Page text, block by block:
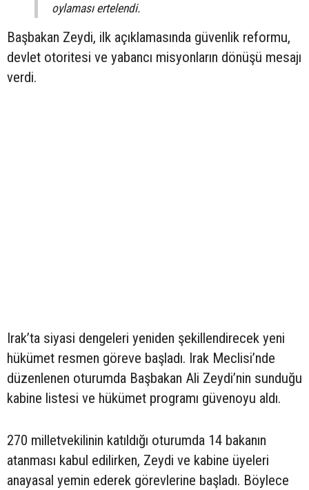
oylaması ertelendi.
Başbakan Zeydi, ilk açıklamasında güvenlik reformu,
devlet otoritesi ve yabancı misyonların dönüşü mesajı
verdi.
Irak’ta siyasi dengeleri yeniden şekillendirecek yeni
hükümet resmen göreve başladı. Irak Meclisi’nde
düzenlenen oturumda Başbakan Ali Zeydi’nin sunduğu
kabine listesi ve hükümet programı güvenoyu aldı.
270 milletvekilinin katıldığı oturumda 14 bakanın
atanması kabul edilirken, Zeydi ve kabine üyeleri
anayasal yemin ederek görevlerine başladı. Böylece